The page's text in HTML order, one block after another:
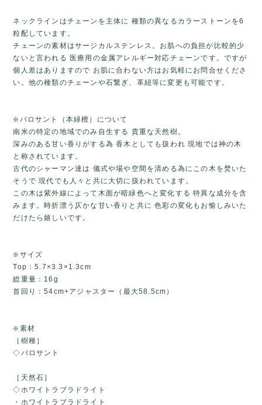
ネックラインはチェーンを主体に 種類の異なるカラーストーンを6
粒配しています。
チェーンの素材はサージカルステンレス。お肌への負担が比較的少
ないと言われる 医療用の金属アレルギー対応チェーンです。ですが
個人差はありますので お肌に合わない方はお気軽にお問合せくださ
い。他の種類のチェーンや石繋ぎ、革紐等に変更も可能です。
❇️パロサント（本緑檀）について
南米の特定の地域でのみ自生する 貴重な天然樹。
深みのある甘い香りがする為 香木としても扱われ 現地では神の木
と称されています。
古代のシャーマン達は 儀式や場や空間を清める為にこの木を焚いた
そうで 現代でも人々と共に大切に扱われています。
この木は紫外線によって木面が暗緑色へと変化する 特異な成分を含
みます。時折漂う仄かな甘い香りと共に 色彩の変化もお愉しみいた
だけたら嬉しいです。
❇️サイズ
Top：5.7×3.3×1.3cm
総重量：16g
首回り：54cm+アジャスター（最大58.5cm）
❇️素材
［樹種］
◇パロサント
［天然石］
◇ホワイトラブラドライト
・ホワイトラブラドライト